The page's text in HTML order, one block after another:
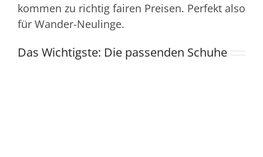
kommen zu richtig fairen Preisen. Perfekt also
für Wander-Neulinge.
Das Wichtigste: Die passenden Schuhe